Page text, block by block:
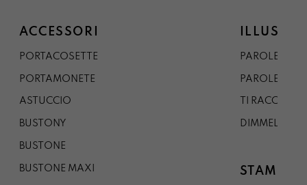
ACCESSORI
PORTACOSETTE
PORTAMONETE
ASTUCCIO
BUSTONY
BUSTONE
BUSTONE MAXI
PAROLE DAL
PAROLE DA
TI
DIMMELO
STAMPE